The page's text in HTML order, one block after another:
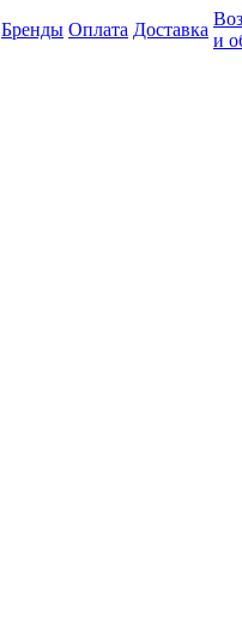
Бренды Оплата Доставка
и